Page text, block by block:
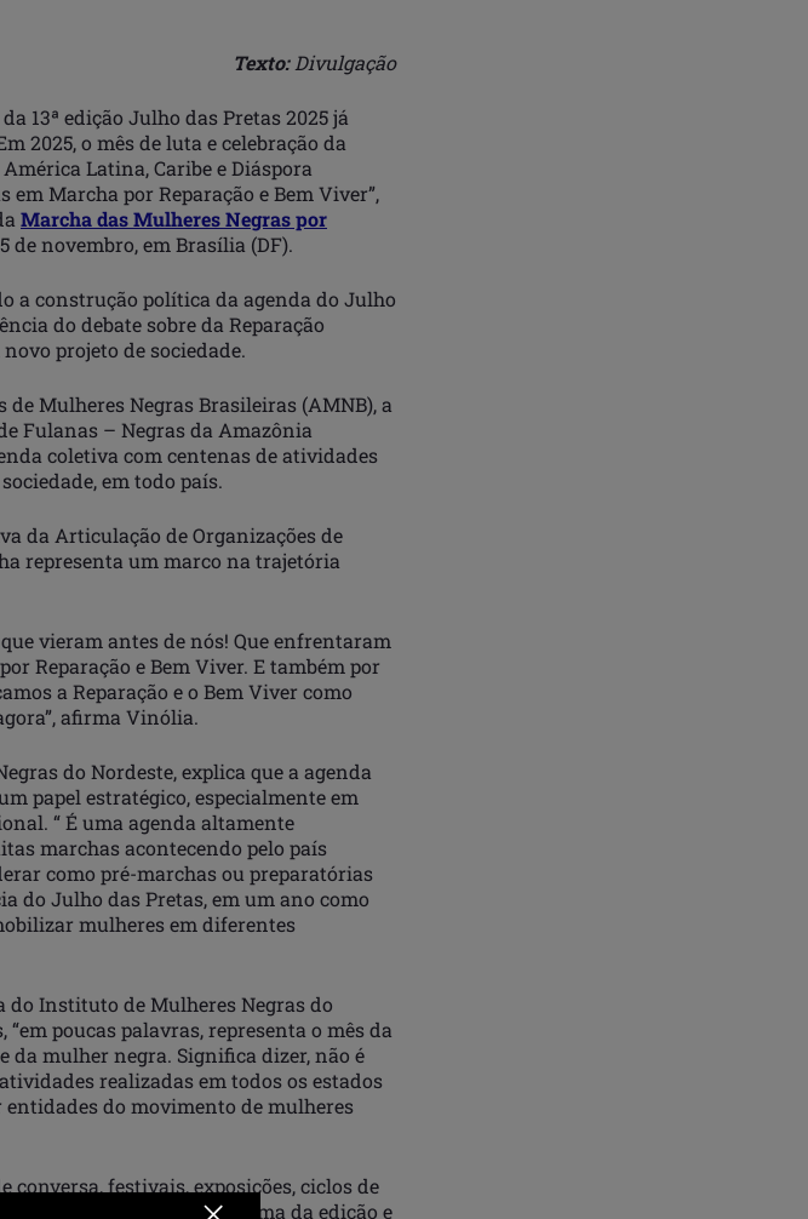
Texto:Divulgação
13ª edição Julho das Pretas 2025 já
2025, o mês de luta e celebração da
Latina, Caribe e Diáspora
em Marcha por Reparação e Bem Viver”,
Marcha das Mulheres Negras por
de novembro, em Brasília (DF).
a construção política da agenda do Julho
do debate sobre da Reparação
projeto de sociedade.
Mulheres Negras Brasileiras (AMNB), a
Fulanas – Negras da Amazônia
coletiva com centenas de atividades
em todo país.
da Articulação de Organizações de
representa um marco na trajetória
vieram antes de nós! Que enfrentaram
Reparação e Bem Viver. E também por
a Reparação e o Bem Viver como
afirma Vinólia.
do Nordeste, explica que a agenda
papel estratégico, especialmente em
“ É uma agenda altamente
marchas acontecendo pelo país
como pré-marchas ou preparatórias
do Julho das Pretas, em um ano como
mulheres em diferentes
do Instituto de Mulheres Negras do
“em poucas palavras, representa o mês da
mulher negra. Significa dizer, não é
realizadas em todos os estados
do movimento de mulheres
festivais, exposições, ciclos de
alinhadas com o tema da edição e